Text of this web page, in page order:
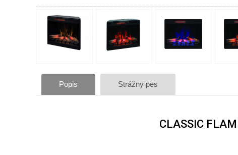
Popis Strážny pes
CLASSIC